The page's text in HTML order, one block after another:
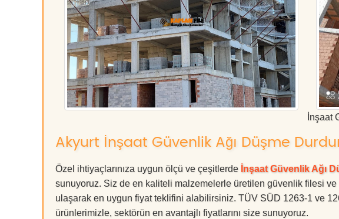
İnşaat
Akyurt İnşaat Güvenlik Ağı Düşme
Özel ihtiyaçlarınıza uygun ölçü ve çeşitlerde İnşaat Güvenlik Ağı
sunuyoruz. Siz de en kaliteli malzemelerle üretilen güvenlik filesi
ulaşarak en uygun fiyat teklifini alabilirsiniz. TÜV SÜD 1263-1 ve
ürünlerimizle, sektörün en avantajlı fiyatlarını size sunuyoruz.